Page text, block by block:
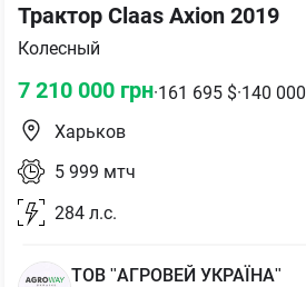
Трактор Claas Axion 2019
Колесный
7 210 000 грн·161 695 $·140 000
Харьков
5 999 мтч
284 л.с.
ТОВ "АГРОВЕЙ УКРАЇНА"